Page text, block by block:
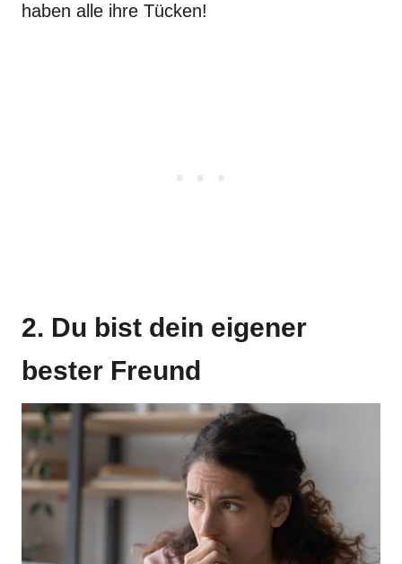
haben alle ihre Tücken!
2. Du bist dein eigener
bester Freund